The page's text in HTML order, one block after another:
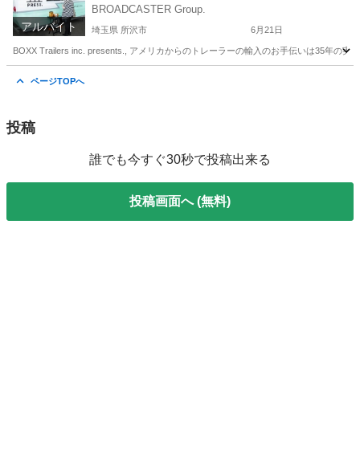
アルバイト
BROADCASTER Group.
埼玉県 所沢市 6月21日
BOXX Trailers inc. presents., アメリカからのトレーラーの輸入のお手伝いは35年の
ページTOPへ
投稿
誰でも今すぐ30秒で投稿出来る
投稿画面へ (無料)